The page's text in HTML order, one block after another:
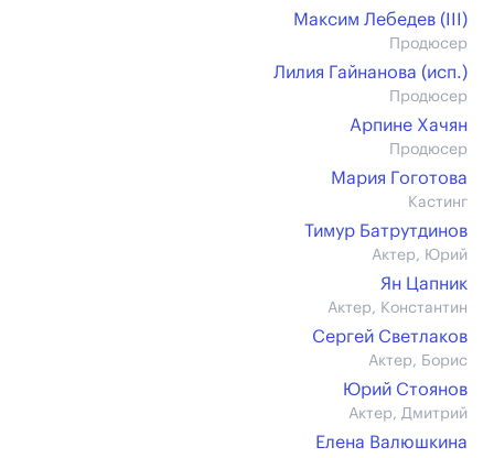
Максим Лебедев (III)
Продюсер
Лилия Гайнанова (иcп.)
Продюсер
Арпине Хачян
Продюсер
Мария Гоготова
Кастинг
Тимур Батрутдинов
Актер, Юрий
Ян Цапник
Актер, Константин
Сергей Светлаков
Актер, Борис
Юрий Стоянов
Актер, Дмитрий
Елена Валюшкина